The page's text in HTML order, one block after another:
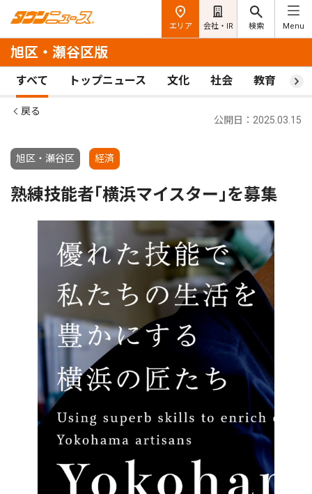
エリア 会社・IR 検索 Menu
旭区・瀬谷区版
すべて トップニュース 文化 社会 教育 ス
戻る
旭区・瀬谷区 経済
公開日：2025.03.15
熟練技能者｢横浜マイスター｣を募集